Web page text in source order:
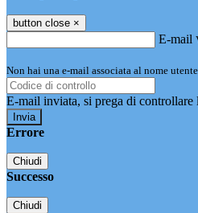
button close ×
E-mail
Non hai una e-mail associata al nome
E-mail inviata, si prega di controllare
Errore
Chiudi
Successo
Chiudi